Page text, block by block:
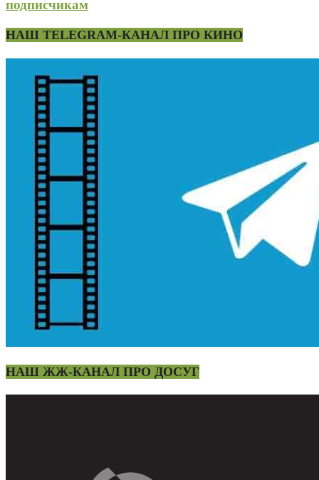
подписчикам
НАШ TELEGRAM-КАНАЛ ПРО КИНО
НАШ ЖЖ-КАНАЛ ПРО ДОСУГ